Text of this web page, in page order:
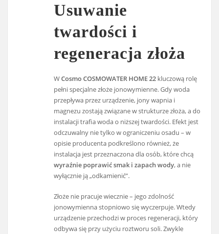
Usuwanie
twardości i
regeneracja złoża
WCosmo COSMOWATER HOME 22 kluczową rolę
pełni specjalne złoże jonowymienne. Gdy woda
przepływa przez urządzenie, jony wapnia i
magnezu zostają związane w strukturze złoża, a do
instalacji trafia woda o niższej twardości. Efekt jest
odczuwalny nie tylko w ograniczeniu osadu – w
opisie producenta podkreślono również, że
instalacja jest przeznaczona dla osób, które chcą
wyraźnie poprawić smak i zapach wody, a nie
wyłącznie ją „odkamienić”.
Złoże nie pracuje wiecznie – jego zdolność
jonowymienna stopniowo się wyczerpuje. Wtedy
urządzenie przechodzi w proces regeneracji, który
odbywa się przy użyciu roztworu soli. Zwykle